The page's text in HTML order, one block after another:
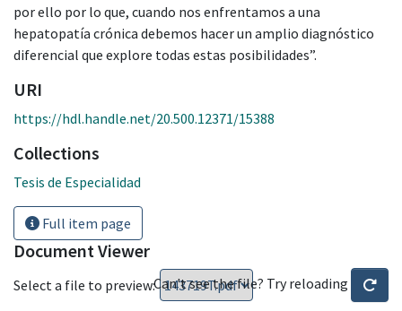
por ello por lo que, cuando nos enfrentamos a una
hepatopatía crónica debemos hacer un amplio diagnóstico
diferencial que explore todas estas posibilidades”.
URI
https://hdl.handle.net/20.500.12371/15388
Collections
Tesis de Especialidad
Full item page
Document Viewer
Select a file to preview:Can't see the file? Try reloading